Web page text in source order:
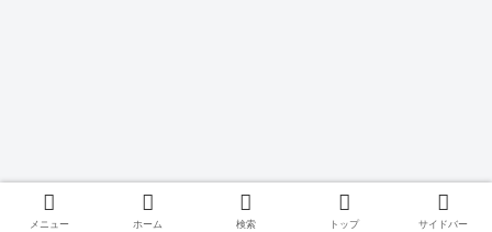
メニュー ホーム 検索 トップ サイドバー